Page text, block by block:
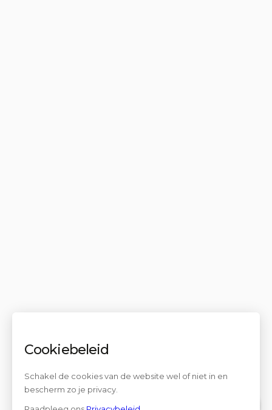
Cookiebeleid
Schakel de cookies van de website wel of niet in en
bescherm zo je privacy.